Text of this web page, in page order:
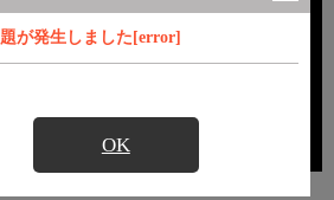
が発生しました[error]
OK